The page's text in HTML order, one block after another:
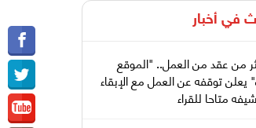
في أخبار
من عقد من العمل.. "الموقع
توقفه عن العمل مع الإبقاء
متاحا للقراء